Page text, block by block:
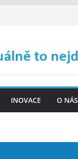
INOVACE O NÁS